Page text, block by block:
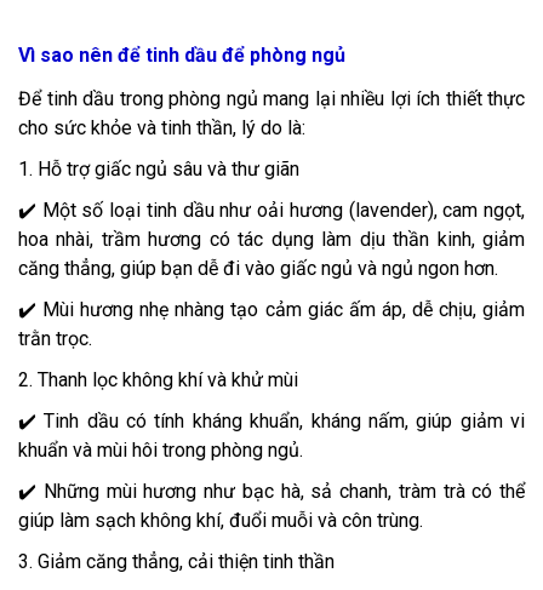
Vì sao nên để tinh dầu để phòng ngủ
Để tinh dầu trong phòng ngủ mang lại nhiều lợi ích thiết thực
cho sức khỏe và tinh thần, lý do là:
1. Hỗ trợ giấc ngủ sâu và thư giãn
✔️ Một số loại tinh dầu như oải hương (lavender), cam ngọt,
hoa nhài, trầm hương có tác dụng làm dịu thần kinh, giảm
căng thẳng, giúp bạn dễ đi vào giấc ngủ và ngủ ngon hơn.
✔️ Mùi hương nhẹ nhàng tạo cảm giác ấm áp, dễ chịu, giảm
trằn trọc.
2. Thanh lọc không khí và khử mùi
✔️ Tinh dầu có tính kháng khuẩn, kháng nấm, giúp giảm vi
khuẩn và mùi hôi trong phòng ngủ.
✔️ Những mùi hương như bạc hà, sả chanh, tràm trà có thể
giúp làm sạch không khí, đuổi muỗi và côn trùng.
3. Giảm căng thẳng, cải thiện tinh thần